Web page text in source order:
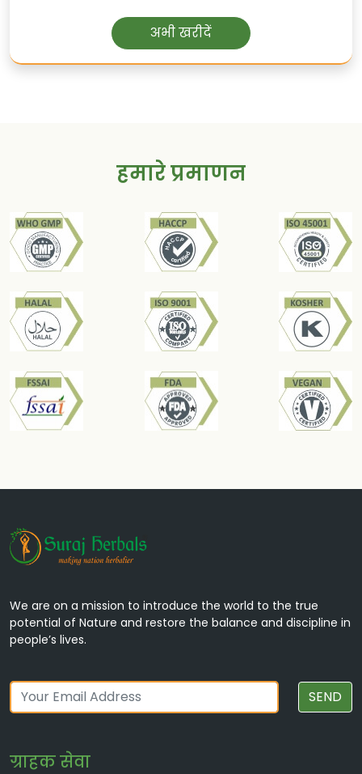
जोड़ों के स्वास्थ्य का समर्थन करता है, अपच को कम
करता है, और गठिया के दर्द को नियंत्रित करता है।
अभी खरीदें
हमारे प्रमाणन
We are on a mission to introduce the world to the true
potential of Nature and restore the balance and discipline in
people’s lives.
SEND
ग्राहक सेवा